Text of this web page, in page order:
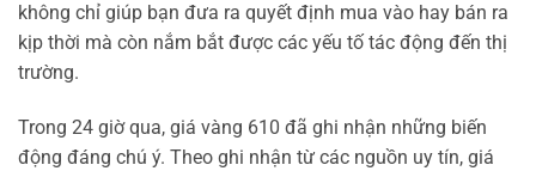
không chỉ giúp bạn đưa ra quyết định mua vào hay bán ra
kịp thời mà còn nắm bắt được các yếu tố tác động đến thị
trường.
Trong 24 giờ qua, giá vàng 610 đã ghi nhận những biến
động đáng chú ý. Theo ghi nhận từ các nguồn uy tín, giá